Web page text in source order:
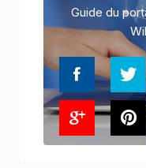
Guide du